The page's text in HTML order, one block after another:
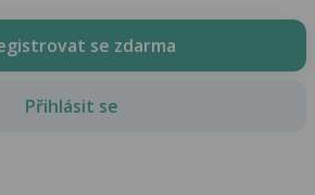
se zdarma
Přihlásit se